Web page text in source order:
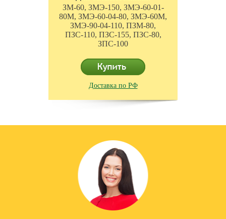
ЗМ-60, ЗМЭ-150, ЗМЭ-60-01-
80М, ЗМЭ-60-04-80, ЗМЭ-60М,
ЗМЭ-90-04-110, ПЗМ-80,
ПЗС-110, ПЗС-155, ПЗС-80,
ЗПС-100
Доставка по РФ